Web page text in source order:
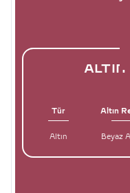
ALTIN
Tür Altın
Altın Beyaz